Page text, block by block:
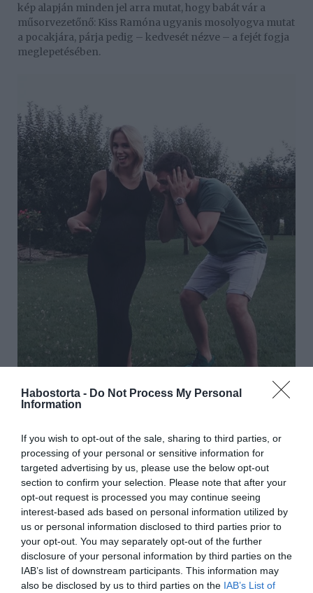
Habostorta - Do Not Process My Personal
Information
If you wish to opt-out of the sale, sharing to third parties, or
processing of your personal or sensitive information for
targeted advertising by us, please use the below opt-out
section to confirm your selection. Please note that after your
opt-out request is processed you may continue seeing
interest-based ads based on personal information utilized by
us or personal information disclosed to third parties prior to
your opt-out. You may separately opt-out of the further
disclosure of your personal information by third parties on the
IAB’s list of downstream participants. This information may
also be disclosed by us to third parties on the IAB’s List of
kép alapján minden jel arra mutat, hogy babát vár a
műsorvezetőnő: Kiss Ramóna ugyanis mosolyogva mutat
a pocakjára, párja pedig – kedvesét nézve – a fejét fogja
meglepetésében.
„Kezdődhet a nagy kaland!” – írta a fotóhoz Kiss
Ramóna, akit kézilabdázó szerelme egy évvel ezelőtt, fél
évvel a megismerkedésük után jegyzett el. Ramóna sírva
mondott neki igent, s természetesen az esküvő is tervben
van náluk, ám a gólyahír megelőzte a boldogító igent.